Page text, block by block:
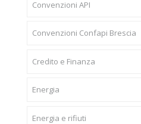
Convenzioni API
Convenzioni Confapi Brescia
Credito e Finanza
Energia
Energia e rifiuti